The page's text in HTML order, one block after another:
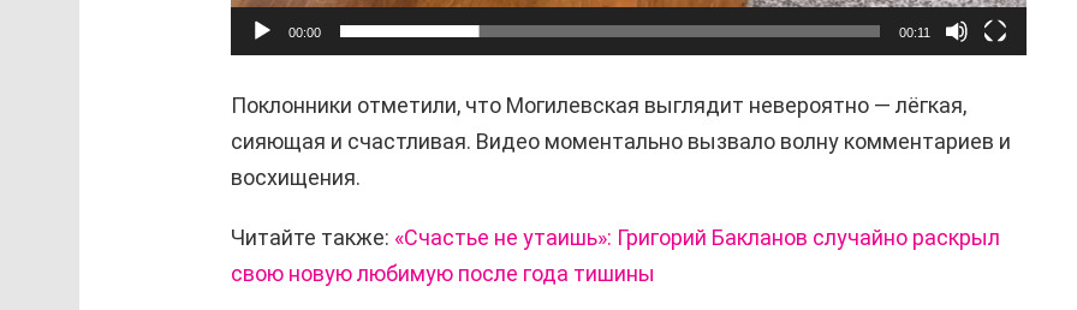
00:00 00:11
Поклонники отметили, что Могилевская выглядит невероятно — лёгкая,
сияющая и счастливая. Видео моментально вызвало волну комментариев и
восхищения.
Читайте также: «Счастье не утаишь»: Григорий Бакланов случайно раскрыл
свою новую любимую после года тишины